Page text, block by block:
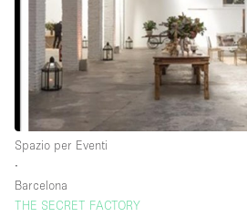
Spazio per Eventi
∙
Barcelona
THE SECRET FACTORY